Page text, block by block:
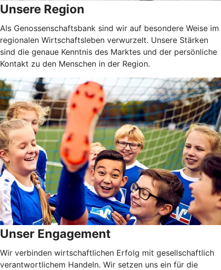
Unsere Region
Als Genossenschaftsbank sind wir auf besondere Weise im
regionalen Wirtschaftsleben verwurzelt. Unsere Stärken
sind die genaue Kenntnis des Marktes und der persönliche
Kontakt zu den Menschen in der Region.
Unser Engagement
Wir verbinden wirtschaftlichen Erfolg mit gesellschaftlich
verantwortlichem Handeln. Wir setzen uns ein für die